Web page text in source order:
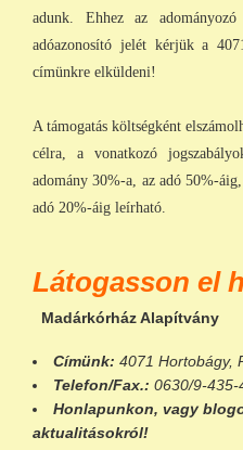
adunk. Ehhez az
adóazonosító jelét kérjük a
címünkre elküldeni!
A támogatás költségként
célra, a vonatkozó
adomány 30%-a, az adó 50%-
adó 20%-áig leírható.
Látogasson el
Madárkórház Alapítvány
Címünk: 4071 Hortobágy,
Telefon/Fax.: 0630/9-435-
Honlapunkon, vagy
aktualitásokról!